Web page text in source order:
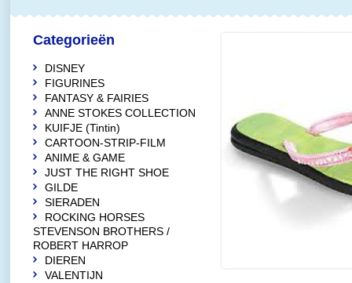
Categorieën
DISNEY
FIGURINES
FANTASY & FAIRIES
ANNE STOKES COLLECTION
KUIFJE (Tintin)
CARTOON-STRIP-FILM
ANIME & GAME
JUST THE RIGHT SHOE
GILDE
SIERADEN
ROCKING HORSES
STEVENSON BROTHERS /
ROBERT HARROP
DIEREN
VALENTIJN